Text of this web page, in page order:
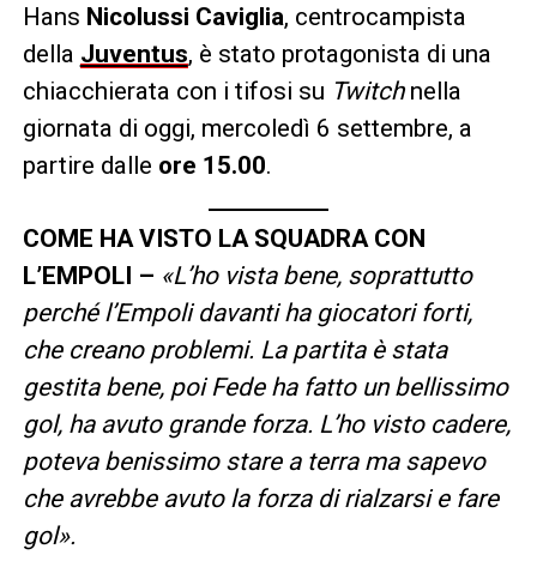
Hans Nicolussi Caviglia, centrocampista
della Juventus, è stato protagonista di una
chiacchierata con i tifosi su Twitchnella
giornata di oggi, mercoledì 6 settembre, a
partire dalle ore 15.00.
COME HA VISTO LA SQUADRA CON
L’EMPOLI – «L’ho vista bene, soprattutto
perché l’Empoli davanti ha giocatori forti,
che creano problemi. La partita è stata
gestita bene, poi Fede ha fatto un bellissimo
gol, ha avuto grande forza. L’ho visto cadere,
poteva benissimo stare a terra ma sapevo
che avrebbe avuto la forza di rialzarsi e fare
gol».